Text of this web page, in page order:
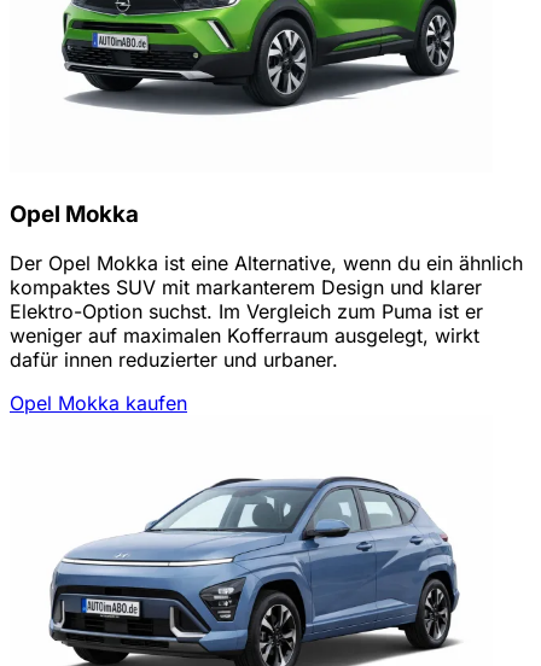
Opel Mokka
Der Opel Mokka ist eine Alternative, wenn du ein ähnlich
kompaktes SUV mit markanterem Design und klarer
Elektro-Option suchst. Im Vergleich zum Puma ist er
weniger auf maximalen Kofferraum ausgelegt, wirkt
dafür innen reduzierter und urbaner.
Opel Mokka kaufen